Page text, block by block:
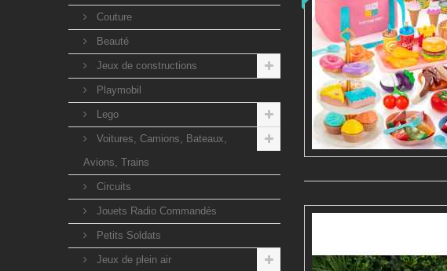
Couture
Beauté
Jeux de constructions
Playmobil
Lego
Voitures, Camions, Bateaux,
Avions, Trains
Circuits
Jouets Radio Commandés
Petits Soldats
Jeux de plein air